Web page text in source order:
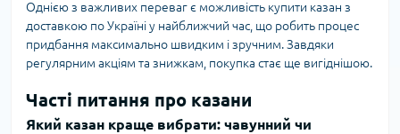
Однією з важливих переваг є можливість купити казан з
доставкою по Україні у найближчий час, що робить процес
придбання максимально швидким і зручним. Завдяки
регулярним акціям та знижкам, покупка стає ще вигіднішою.
Часті питання про казани
Який казан краще вибрати: чавунний чи